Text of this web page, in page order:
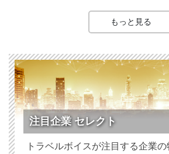
もっと見る
注目企業 セレクト
トラベルボイスが注目する企業